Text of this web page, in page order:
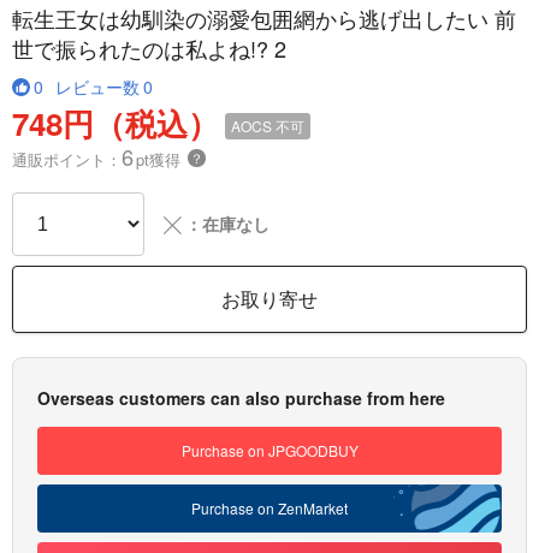
転生王女は幼馴染の溺愛包囲網から逃げ出したい 前
世で振られたのは私よね!? 2
0 レビュー数 0
748円（税込） AOCS不可
通販ポイント： 6pt獲得 ？
╳ ：在庫なし
お取り寄せ
Overseas customers can also purchase from here
Purchase on JPGOODBUY
Purchase on ZenMarket